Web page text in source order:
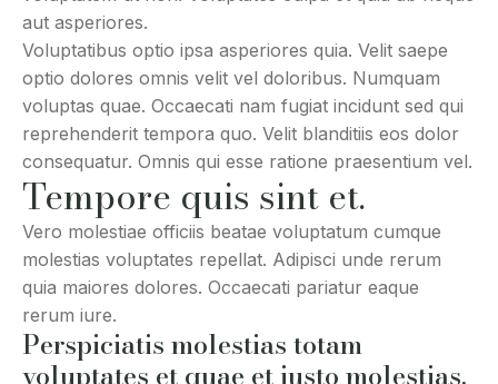
aut asperiores.
Voluptatibus optio ipsa asperiores quia. Velit saepe
optio dolores omnis velit vel doloribus. Numquam
voluptas quae. Occaecati nam fugiat incidunt sed qui
reprehenderit tempora quo. Velit blanditiis eos dolor
consequatur. Omnis qui esse ratione praesentium vel.
Tempore quis sint et.
Vero molestiae officiis beatae voluptatum cumque
molestias voluptates repellat. Adipisci unde rerum
quia maiores dolores. Occaecati pariatur eaque
rerum iure.
Perspiciatis molestias totam
voluptates et quae et iusto molestias.